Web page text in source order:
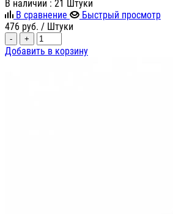
В наличии : 21 Штуки
В сравнение
Быстрый просмотр
476 руб. / Штуки
- +
Добавить в корзину